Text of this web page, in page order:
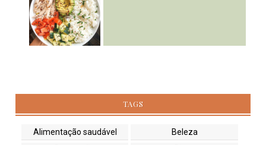
TAGS
Alimentação saudável
Beleza